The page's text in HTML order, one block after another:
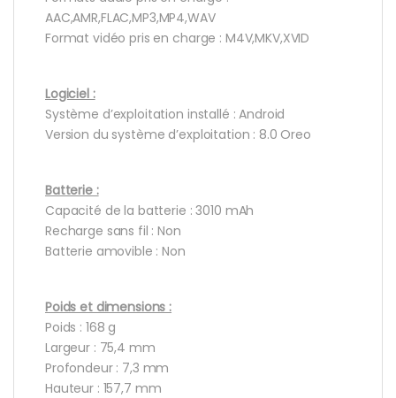
AAC,AMR,FLAC,MP3,MP4,WAV
Format vidéo pris en charge : M4V,MKV,XVID
Logiciel :
Système d’exploitation installé : Android
Version du système d’exploitation : 8.0 Oreo
Batterie :
Capacité de la batterie : 3010 mAh
Recharge sans fil : Non
Batterie amovible : Non
Poids et dimensions :
Poids : 168 g
Largeur : 75,4 mm
Profondeur : 7,3 mm
Hauteur : 157,7 mm